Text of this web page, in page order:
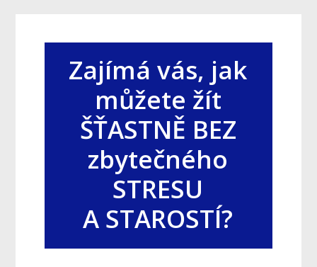
Zajímá vás, jak
můžete žít
ŠŤASTNĚ BEZ
zbytečného
STRESU
A STAROSTÍ?